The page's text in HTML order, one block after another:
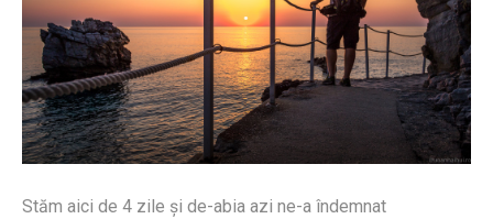
Stăm aici de 4 zile şi de-abia azi ne-a îndemnat